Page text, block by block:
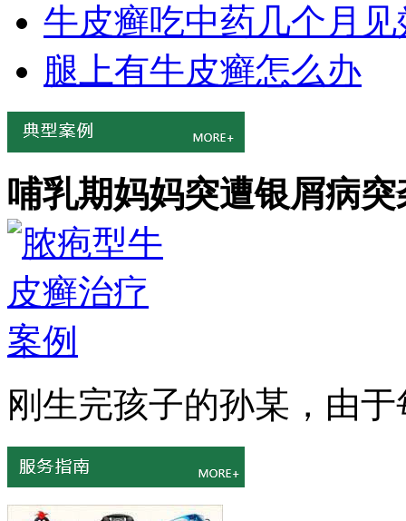
牛皮癣吃中药几个月见
腿上有牛皮癣怎么办
哺乳期妈妈突遭银屑病
刚生完孩子的孙某，由